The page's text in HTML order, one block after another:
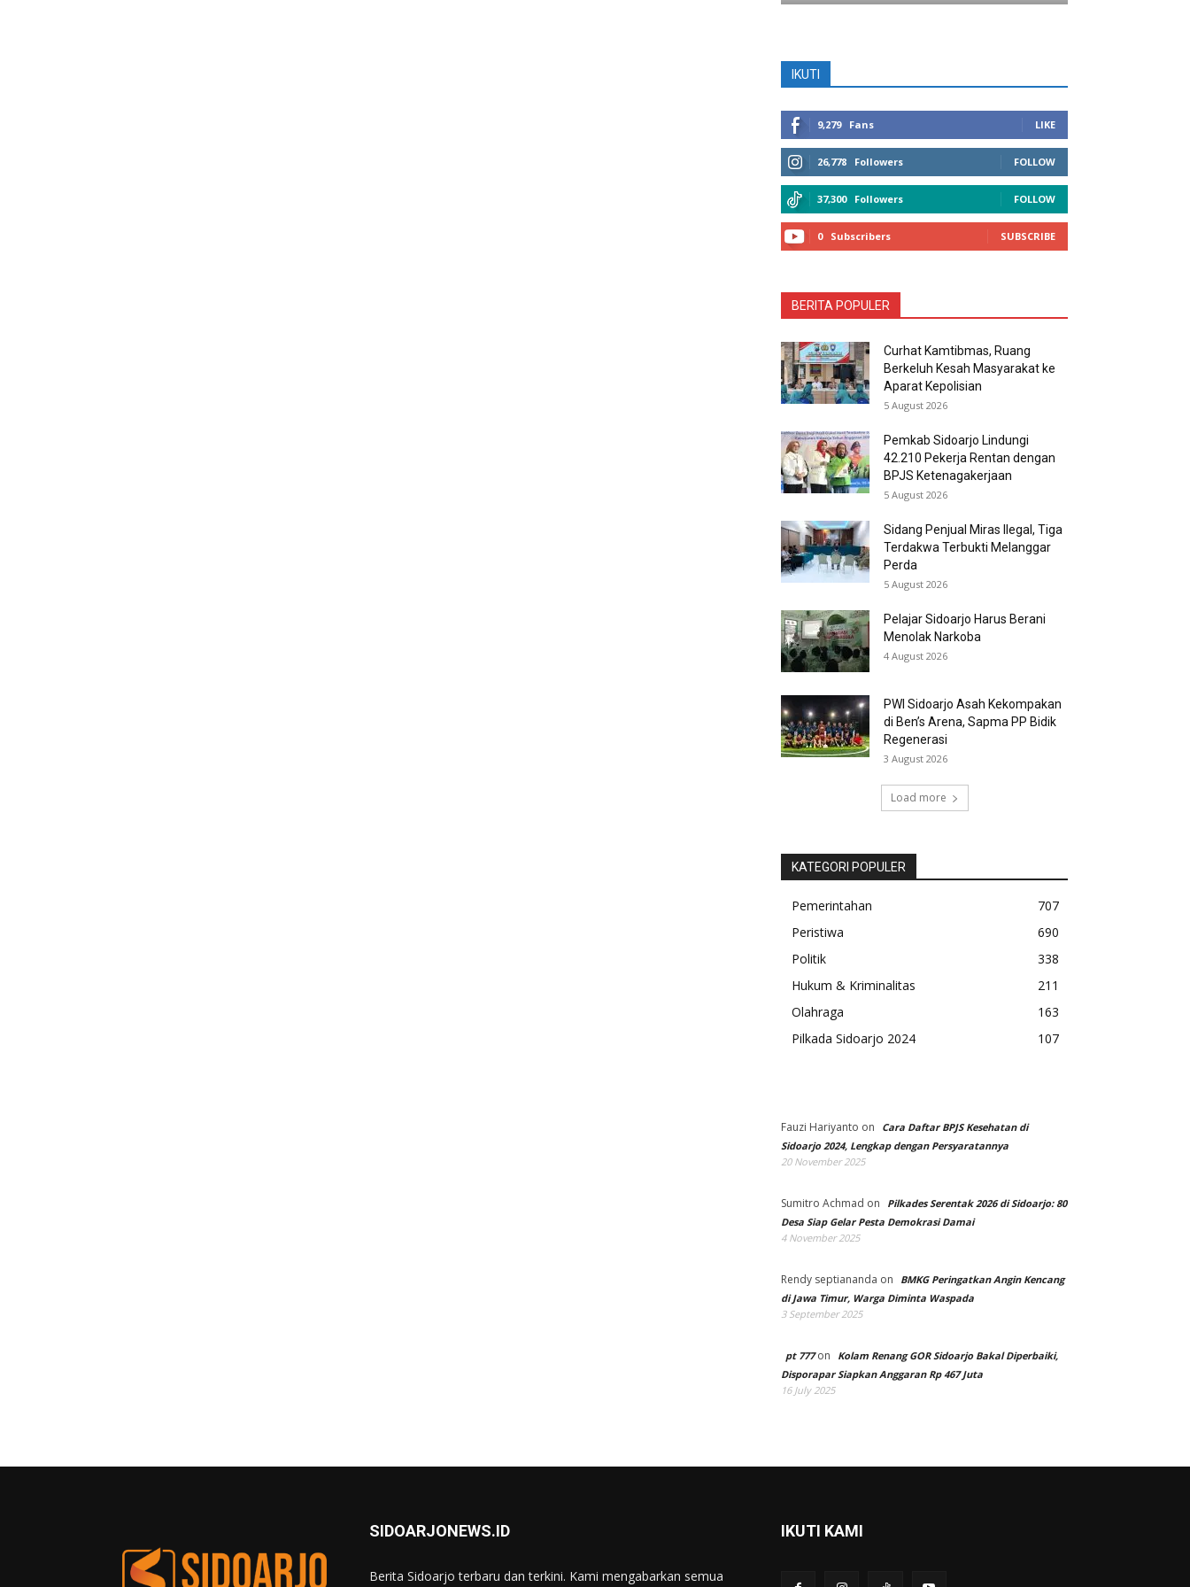
IKUTI
9,279 Fans LIKE
26,778 Followers FOLLOW
37,300 Followers FOLLOW
0 Subscribers SUBSCRIBE
BERITA POPULER
Curhat Kamtibmas, Ruang
Berkeluh Kesah Masyarakat ke
Aparat Kepolisian
5 August 2026
Pemkab Sidoarjo Lindungi
42.210 Pekerja Rentan dengan
BPJS Ketenagakerjaan
5 August 2026
Sidang Penjual Miras Ilegal, Tiga
Terdakwa Terbukti Melanggar
Perda
5 August 2026
Pelajar Sidoarjo Harus Berani
Menolak Narkoba
4 August 2026
PWI Sidoarjo Asah Kekompakan
di Ben’s Arena, Sapma PP Bidik
Regenerasi
3 August 2026
Load more
KATEGORI POPULER
Pemerintahan
707
Peristiwa
690
Politik
338
Hukum & Kriminalitas
211
Olahraga
163
Pilkada Sidoarjo 2024
107
Fauzi Hariyanto on
Cara Daftar BPJS Kesehatan di
Sidoarjo 2024, Lengkap dengan Persyaratannya
20 November 2025
Sumitro Achmad on
Pilkades Serentak 2026 di Sidoarjo: 80
Desa Siap Gelar Pesta Demokrasi Damai
4 November 2025
Rendy septiananda on
BMKG Peringatkan Angin Kencang
di Jawa Timur, Warga Diminta Waspada
3 September 2025
pt 777on
Kolam Renang GOR Sidoarjo Bakal Diperbaiki,
Disporapar Siapkan Anggaran Rp 467 Juta
16 July 2025
SIDOARJONEWS.ID
Berita Sidoarjo terbaru dan terkini. Kami mengabarkan semua
IKUTI KAMI